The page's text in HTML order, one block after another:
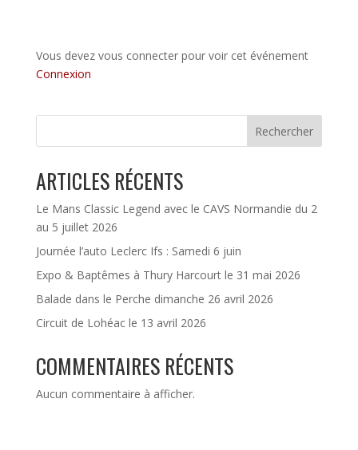
Vous devez vous connecter pour voir cet événement
Connexion
Rechercher
ARTICLES RÉCENTS
Le Mans Classic Legend avec le CAVS Normandie du 2
au 5 juillet 2026
Journée l’auto Leclerc Ifs : Samedi 6 juin
Expo & Baptêmes à Thury Harcourt le 31 mai 2026
Balade dans le Perche dimanche 26 avril 2026
Circuit de Lohéac le 13 avril 2026
COMMENTAIRES RÉCENTS
Aucun commentaire à afficher.